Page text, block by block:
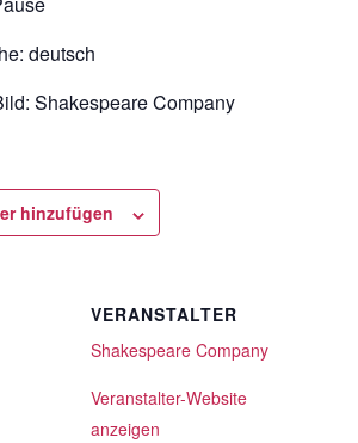
deutsch
Shakespeare Company
hinzufügen
VERANSTALTER
Shakespeare Company
Veranstalter-Website
anzeigen